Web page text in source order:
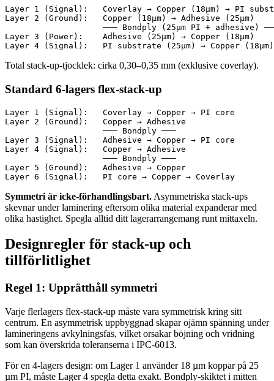
Layer 1 (Signal):   Coverlay → Copper (18µm) → PI
Layer 2 (Ground):   Copper (18µm) → Adhesive (25µm)
─── Bondply (25µm PI + adhesive)
Layer 3 (Power):    Adhesive (25µm) → Copper (18µm)
Total stack-up-tjocklek: cirka 0,30–0,35 mm (exklusive coverlay).
Standard 6-lagers flex-stack-up
Layer 1 (Signal):   Coverlay → Copper → PI core
Layer 2 (Ground):   Copper → Adhesive
                    ─── Bondply ───
Layer 3 (Signal):   Adhesive → Copper → PI core
Layer 4 (Signal):   Copper → Adhesive
                    ─── Bondply ───
Layer 5 (Ground):   Adhesive → Copper
Symmetri är icke-förhandlingsbart. Asymmetriska stack-ups
skevnar under laminering eftersom olika material expanderar med
olika hastighet. Spegla alltid ditt lagerarrangemang runt mittaxeln.
Designregler för stack-up och
tillförlitlighet
Regel 1: Upprätthåll symmetri
Varje flerlagers flex-stack-up måste vara symmetrisk kring sitt
centrum. En asymmetrisk uppbyggnad skapar ojämn spänning under
lamineringens avkylningsfas, vilket orsakar böjning och vridning
som kan överskrida toleranserna i IPC-6013.
För en 4-lagers design: om Lager 1 använder 18 µm koppar på 25
µm PI, måste Lager 4 spegla detta exakt. Bondply-skiktet i mitten